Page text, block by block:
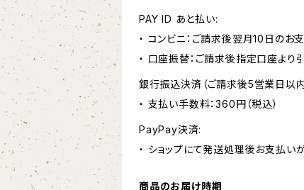
PAY ID あと払い:
・ コンビニ：ご請求後翌月10日のお
・ 口座振替：ご請求後指定口座より
銀行振込決済（ご請求後5営業日以内
・ 支払い手数料：360円（税込）
PayPay決済:
・ ショップにて発送処理後お支払い
商品のお届け時期